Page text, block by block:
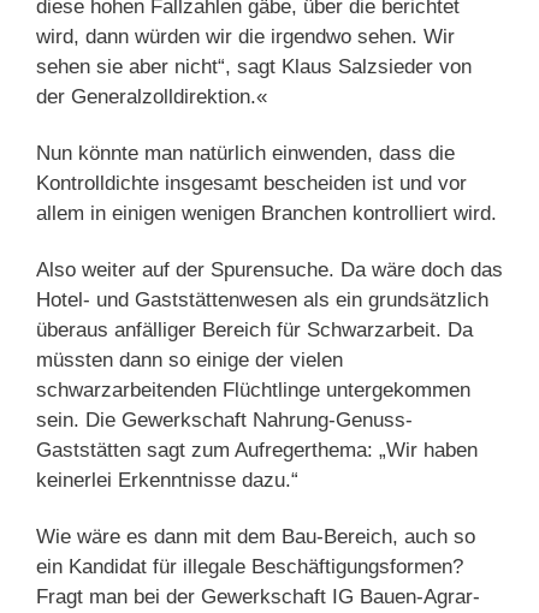
diese hohen Fallzahlen gäbe, über die berichtet
wird, dann würden wir die irgendwo sehen. Wir
sehen sie aber nicht“, sagt Klaus Salzsieder von
der Generalzolldirektion.«
Nun könnte man natürlich einwenden, dass die
Kontrolldichte insgesamt bescheiden ist und vor
allem in einigen wenigen Branchen kontrolliert wird.
Also weiter auf der Spurensuche. Da wäre doch das
Hotel- und Gaststättenwesen als ein grundsätzlich
überaus anfälliger Bereich für Schwarzarbeit. Da
müssten dann so einige der vielen
schwarzarbeitenden Flüchtlinge untergekommen
sein. Die Gewerkschaft Nahrung-Genuss-
Gaststätten sagt zum Aufregerthema: „Wir haben
keinerlei Erkenntnisse dazu.“
Wie wäre es dann mit dem Bau-Bereich, auch so
ein Kandidat für illegale Beschäftigungsformen?
Fragt man bei der Gewerkschaft IG Bauen-Agrar-